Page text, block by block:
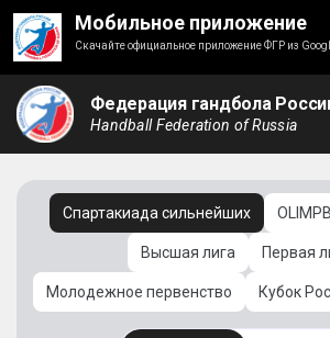
Мобильное приложение
Скачайте официальное приложение ФГР из
Федерация гандбола
Handball Federation of Russia
Спартакиада сильнейших
Высшая лига Первая
Молодежное первенство Кубок